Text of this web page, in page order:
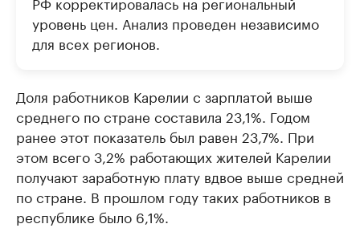
уровень цен. Анализ проведен независимо
для всех регионов.
Доля работников Карелии с зарплатой выше
среднего по стране составила 23,1%. Годом
ранее этот показатель был равен 23,7%. При
этом всего 3,2% работающих жителей Карелии
получают заработную плату вдвое выше средней
по стране. В прошлом году таких работников в
республике было 6,1%.